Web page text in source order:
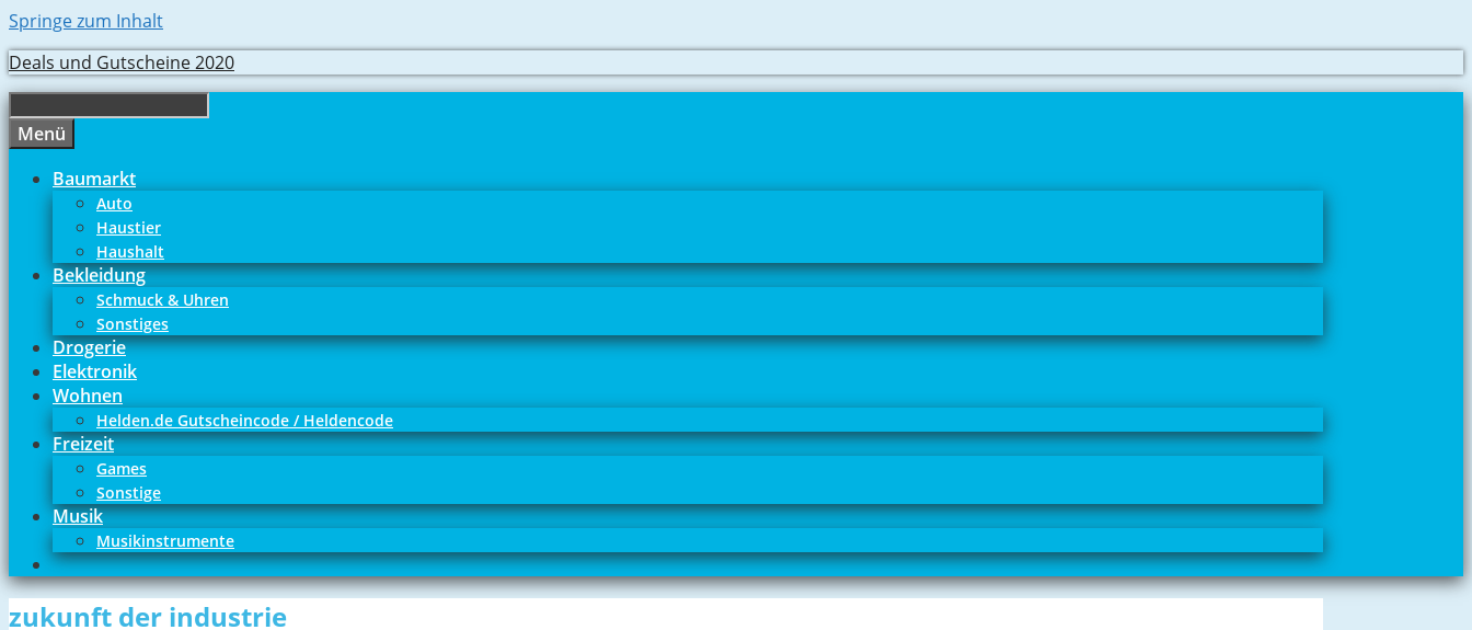
Springe zum Inhalt
Deals und Gutscheine 2020
Menü
Baumarkt
Auto
Haustier
Haushalt
Bekleidung
Schmuck & Uhren
Sonstiges
Drogerie
Elektronik
Wohnen
Helden.de Gutscheincode / Heldencode
Freizeit
Games
Sonstige
Musik
Musikinstrumente
zukunft der industrie